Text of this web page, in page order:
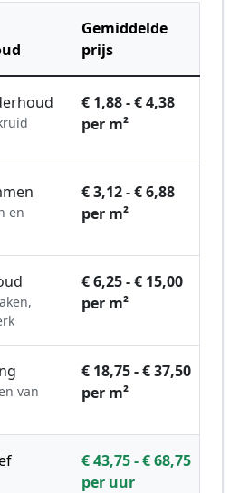
Gemiddelde
prijs
€ 1,88 - € 4,38
per m²
en
€ 3,12 - € 6,88
per m²
€ 6,25 - € 15,00
per m²
van
€ 18,75 - € 37,50
per m²
€ 43,75 - € 68,75
per uur